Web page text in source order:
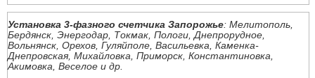
Установка 3-фазного счетчика Запорожье: Мелитополь,
Бердянск, Энергодар, Токмак, Пологи, Днепрорудное,
Вольнянск, Орехов, Гуляйполе, Васильевка, Каменка-
Днепровская, Михайловка, Приморск, Константиновка,
Акимовка, Веселое и др.